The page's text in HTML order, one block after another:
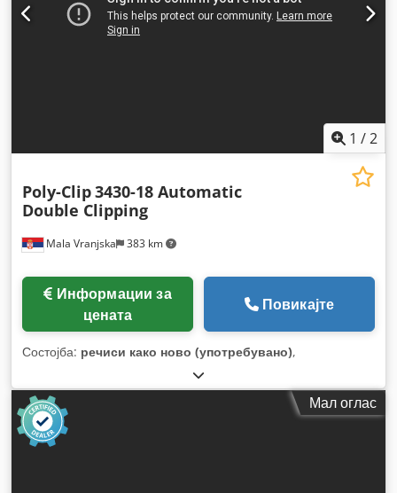
1 /2
Mala Vranjska 383 km
Poly-Clip3430-18 Automatic
Double Clipping
цената
Повикајте
Состојба: речиси како ново (употребувано),
Мал оглас